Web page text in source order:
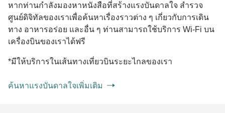
หากท่านกําลังมองหาหนังสือที่สร้างแรงบันดาลใจ สํารวจ
ศูนย์ดิจิทัลของเราเพื่อค้นหาเรื่องราวต่าง ๆ เกี่ยวกับการเดิน
ทาง อาหารอร่อย และอื่น ๆ ท่านสามารถใช้บริการ Wi-Fi บน
เครื่องบินของเราได้ฟรี
*มีให้บริการในเส้นทางเที่ยวบินระยะไกลของเรา
ค้นหาแรงบันดาลใจเพิ่มเติม